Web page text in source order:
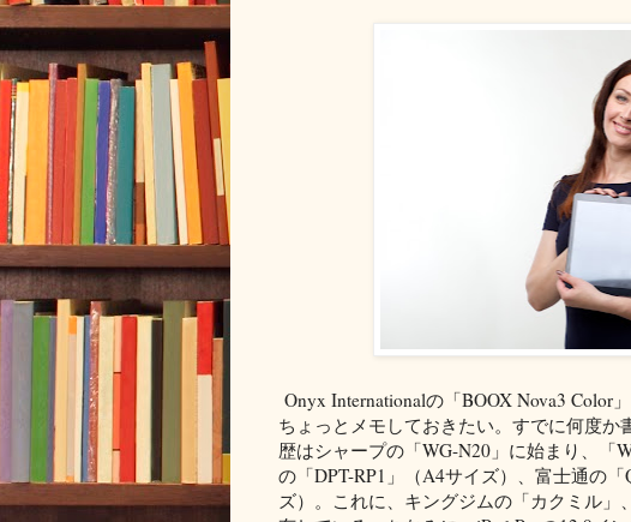
Onyx Internationalの「BOOX Nova3 Color
ちょっとメモしておきたい。すでに何度
歴はシャープの「WG-N20」に始まり、「
の「DPT-RP1」（A4サイズ）、富士通の
ズ）。これに、キングジムの「カクミル